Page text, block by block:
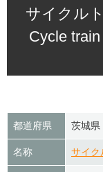
サイクル
Cycle
都道府県 茨城県
名称 サイク